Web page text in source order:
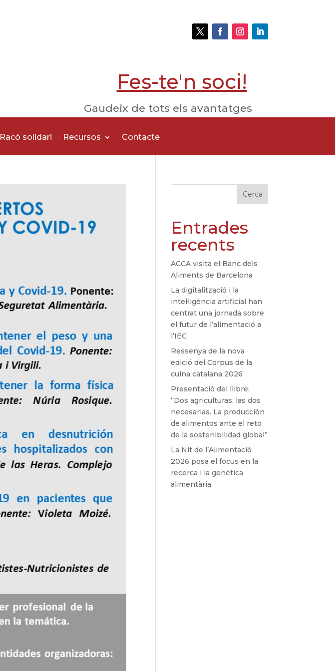
Fes-te'n soci!
Gaudeix de tots els avantatges
Racó solidari Recursos Contacte
Cerca
Entrades
recents
ACCA visita el Banc dels
Aliments de Barcelona
La digitalització i la
intel·ligència artificial han
centrat una jornada sobre
el futur de l’alimentació a
l’IEC
Ressenya de la nova
edició del Corpus de la
cuina catalana 2026
Presentació del llibre:
“Dos agriculturas, las dos
necesarias. La producción
de alimentos ante el reto
de la sostenibilidad global”
La Nit de l’Alimentació
2026 posa el focus en la
recerca i la genètica
alimentària